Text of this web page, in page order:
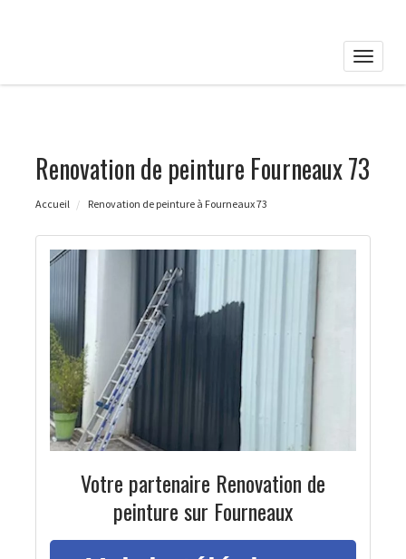
Toggle
Renovation de peinture Fourneaux 73
Accueil Renovation de peinture à Fourneaux 73
Votre partenaire Renovation de
peinture sur Fourneaux